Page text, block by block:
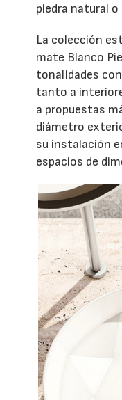
piedra natural o
La colección
mate Blanco
tonalidades
tanto a
a propuestas
diámetro
su instalación
espacios de